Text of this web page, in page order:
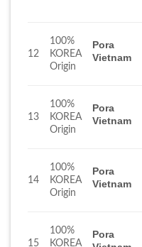
12
100%
KOREA
Origin
Pora
Vietnam
13
100%
KOREA
Origin
Pora
Vietnam
14
100%
KOREA
Origin
Pora
Vietnam
15
100%
KOREA
Pora